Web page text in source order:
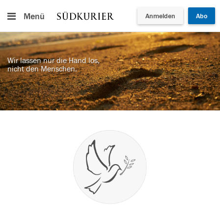
Menü Anmelden Abo
Wir lassen nur die Hand los,
nicht den Menschen.